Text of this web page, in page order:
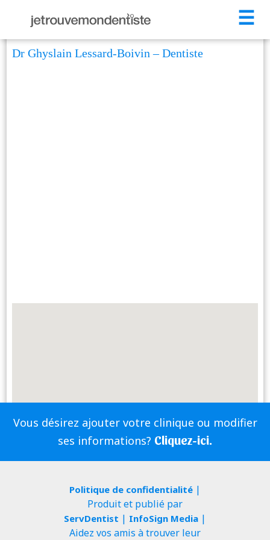
☰
Dr Ghyslain Lessard-Boivin – Dentiste
Vous désirez ajouter votre clinique ou modifier
ses informations? Cliquez-ici.
Politique de confidentialité|
Produit et publié par
ServDentist | InfoSign Media|
Aidez vos amis à trouver leur